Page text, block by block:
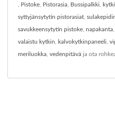
Pistoke Pistorasia Bussipalkki
syttyjänsytytin pistorasiat
savukkeensytytin pistoke napakanta
valaistu kytkin kalvokytkinpaneeli
meriluokka vedenpitävä ja ota